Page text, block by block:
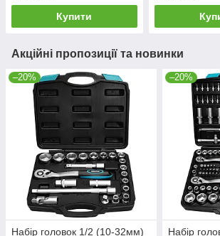
Купити
Акційні пропозиції та новинки
–20%
Набір головок 1/2 (10-32мм)
–20%
Набір